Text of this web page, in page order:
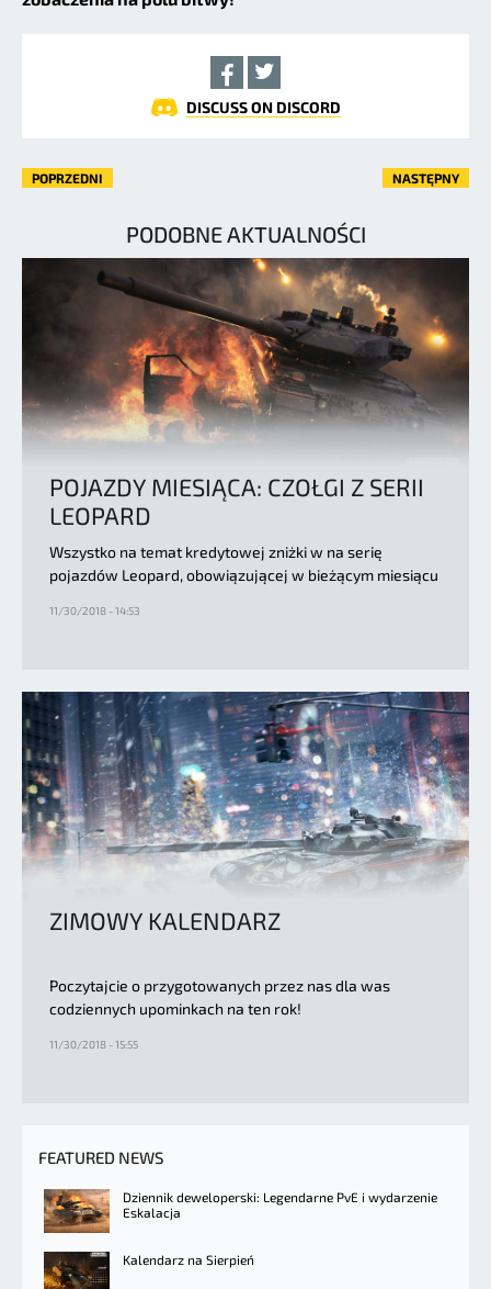
DISCUSS ON DISCORD
POPRZEDNI NASTĘPNY
PODOBNE AKTUALNOŚCI
POJAZDY MIESIĄCA: CZOŁGI Z SERII
LEOPARD
Wszystko na temat kredytowej zniżki w na serię
pojazdów Leopard, obowiązującej w bieżącym miesiącu
11/30/2018 - 14:53
ZIMOWY KALENDARZ
Poczytajcie o przygotowanych przez nas dla was
codziennych upominkach na ten rok!
11/30/2018 - 15:55
FEATURED NEWS
Dziennik deweloperski: Legendarne PvE i wydarzenie
Eskalacja
Kalendarz na Sierpień